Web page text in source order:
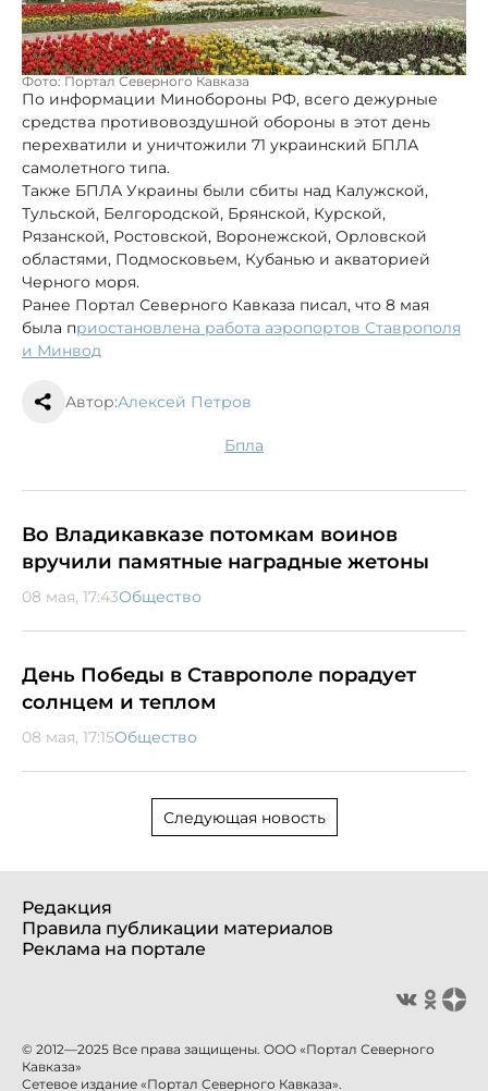
Фото: Портал Северного Кавказа
По информации Минобороны РФ, всего дежурные
средства противовоздушной обороны в этот день
перехватили и уничтожили 71 украинский БПЛА
самолетного типа.
Также БПЛА Украины были сбиты над Калужской,
Тульской, Белгородской, Брянской, Курской,
Рязанской, Ростовской, Воронежской, Орловской
областями, Подмосковьем, Кубанью и акваторией
Черного моря.
Ранее Портал Северного Кавказа писал, что 8 мая
была приостановлена работа аэропортов Ставрополя
и Минвод
Автор:Алексей Петров
бпла
Во Владикавказе потомкам воинов
вручили памятные наградные жетоны
08 мая, 17:43Общество
День Победы в Ставрополе порадует
солнцем и теплом
08 мая, 17:15Общество
Следующая новость
Редакция
Правила публикации материалов
Реклама на портале
© 2012—2025 Все права защищены. ООО «Портал Северного
Кавказа»
Сетевое издание «Портал Северного Кавказа».